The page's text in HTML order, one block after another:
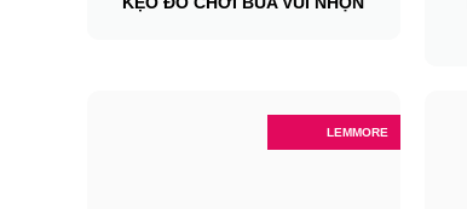
LEMMORE